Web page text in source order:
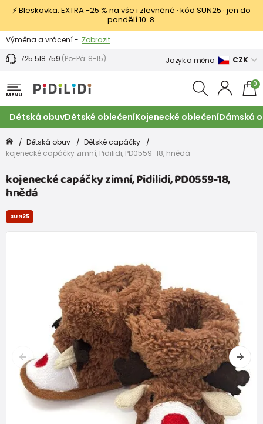
⚡ Bleskovka: EXTRA −25 % na vše i zlevněné · kód SUN25 · jen do
pondělí 10. 8.
Výměna a vrácení - Zobrazit
Sleva 100 Kč na první nákup -
725 518 759 (Po-Pá: 8-15) Jazyk a měna CZK
MENU
0
Dětská obuvDětské oblečeníKojenecké oblečeníDámská
Dětská obuv
Dětské capáčky
kojenecké capáčky zimní, Pidilidi, PD0559-18, hnědá
kojenecké capáčky zimní, Pidilidi, PD0559-18,
hnědá
SUN25